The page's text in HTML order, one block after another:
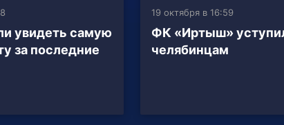
увидеть самую
за последние
19 октября в 16:59
ФК «Иртыш»
челябинцам